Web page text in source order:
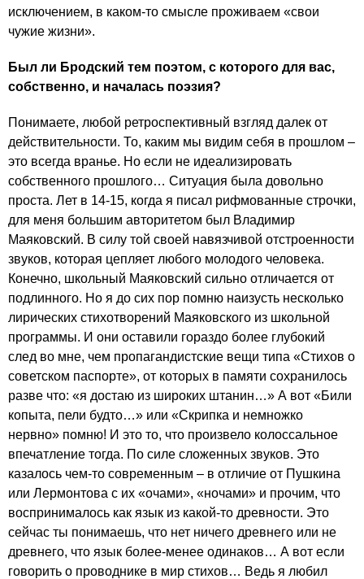
исключением, в каком-то смысле проживаем «свои
чужие жизни».
Был ли Бродский тем поэтом, с которого для вас,
собственно, и началась поэзия?
Понимаете, любой ретроспективный взгляд далек от
действительности. То, каким мы видим себя в прошлом –
это всегда вранье. Но если не идеализировать
собственного прошлого… Ситуация была довольно
проста. Лет в 14-15, когда я писал рифмованные строчки,
для меня большим авторитетом был Владимир
Маяковский. В силу той своей навязчивой отстроенности
звуков, которая цепляет любого молодого человека.
Конечно, школьный Маяковский сильно отличается от
подлинного. Но я до сих пор помню наизусть несколько
лирических стихотворений Маяковского из школьной
программы. И они оставили гораздо более глубокий
след во мне, чем пропагандистские вещи типа «Стихов о
советском паспорте», от которых в памяти сохранилось
разве что: «я достаю из широких штанин…» А вот «Били
копыта, пели будто…» или «Скрипка и немножко
нервно» помню! И это то, что произвело колоссальное
впечатление тогда. По силе сложенных звуков. Это
казалось чем-то современным – в отличие от Пушкина
или Лермонтова с их «очами», «ночами» и прочим, что
воспринималось как язык из какой-то древности. Это
сейчас ты понимаешь, что нет ничего древнего или не
древнего, что язык более-менее одинаков… А вот если
говорить о проводнике в мир стихов… Ведь я любил